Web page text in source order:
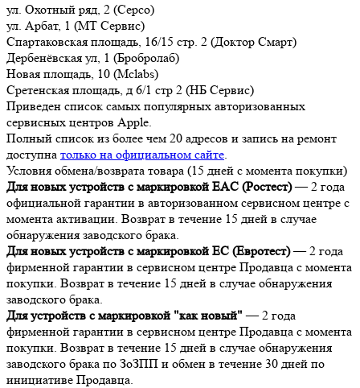
ул. Охотный ряд, 2 (Серсо)
ул. Арбат, 1 (МТ Сервис)
Спартаковская площадь, 16/15 стр. 2 (Доктор Смарт)
Дербенёвская ул, 1 (Бробролаб)
Новая площадь, 10 (Mclabs)
Сретенская площадь, д 6/1 стр 2 (НБ Сервис)
Приведен список самых популярных авторизованных
сервисных центров Apple.
Полный список из более чем 20 адресов и запись на ремонт
доступна только на официальном сайте.
Условия обмена/возврата товара (15 дней с момента покупки)
Для новых устройств с маркировкой EAC (Ростест)— 2 года
официальной гарантии в авторизованном сервисном центре с
момента активации. Возврат в течение 15 дней в случае
обнаружения заводского брака.
Для новых устройств с маркировкой EC (Евротест)— 2 года
фирменной гарантии в сервисном центре Продавца с момента
покупки. Возврат в течение 15 дней в случае обнаружения
заводского брака.
Для устройств с маркировкой "как новый" — 2 года
фирменной гарантии в сервисном центре Продавца с момента
покупки. Возврат в течение 15 дней в случае обнаружения
заводского брака по ЗоЗПП и обмен в течение 30 дней по
инициативе Продавца.